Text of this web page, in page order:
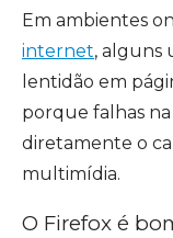
Em ambientes
internet, alguns
lentidão em
porque falhas
diretamente o
multimídia.
O Firefox é